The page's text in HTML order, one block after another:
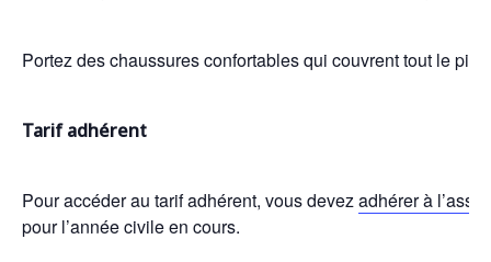
Portez des chaussures confortables qui couvrent tout le
Tarif adhérent
Pour accéder au tarif adhérent, vous devezadhérer à
pour l’année civile en cours.